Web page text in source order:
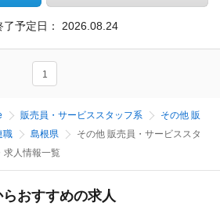
了予定日： 2026.08.24
1
販売員・サービススタッフ系
その他 販
職
島根県
その他 販売員・サービススタ
求人情報一覧
おすすめの求人